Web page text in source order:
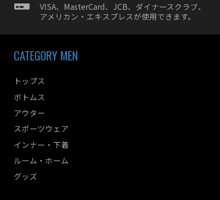
VISA、MasterCard、JCB、ダイナースクラブ、
アメリカン・エキスプレスが使用できます。
CATEGORY MEN
トップス
ボトムス
アウター
スポーツウェア
インナー・下着
ルーム・ホーム
グッズ